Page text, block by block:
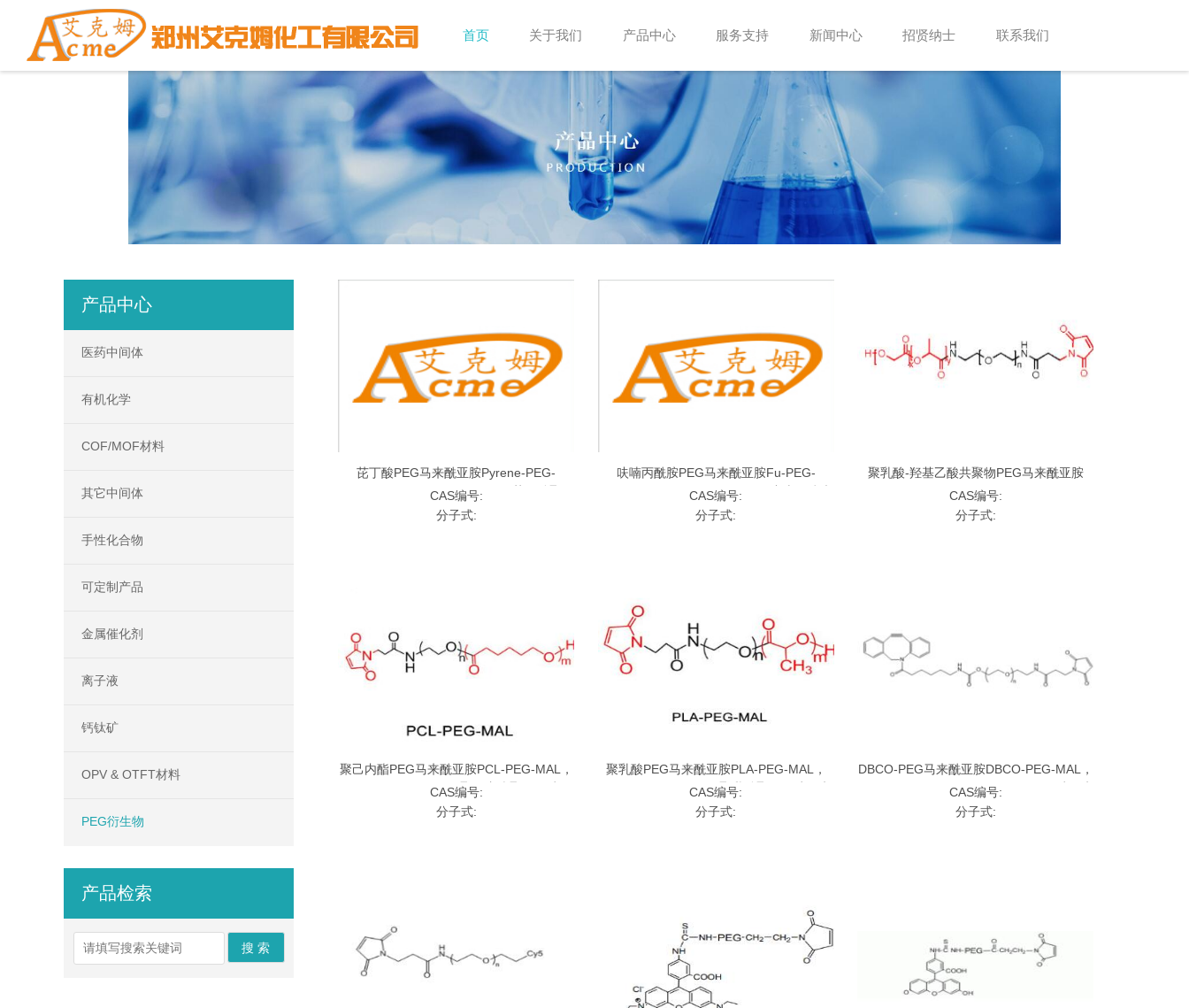
首页 关于我们 产品中心 服务支持 新闻中心 招贤纳士 联系我们
芘丁酸PEG马来酰亚胺Pyrene-PEG-
Maleimide，Pyrene-PEG-MAL,芘丁酸聚乙
二醇马来酰亚胺
CAS编号:
分子式:
呋喃丙酰胺PEG马来酰亚胺Fu-PEG-
MAL，Furan-PEG-Maleimide,呋喃丙酰胺
聚乙二醇马来酰亚胺
CAS编号:
分子式:
聚乳酸-羟基乙酸共聚物PEG马来酰亚胺
PLGA-PEG-MAL，PLGA-PEG-Maleimide,
聚乳酸-羟基乙酸共聚物聚乙二醇马来酰亚
CAS编号:
分子式:
聚己内酯PEG马来酰亚胺PCL-PEG-MAL，
PCL-PEG-Maleimide,聚己内酯聚乙二醇马
来酰亚胺
CAS编号:
分子式:
聚乳酸PEG马来酰亚胺PLA-PEG-MAL，
PLA-PEG-Maleimide,聚乳酸聚乙二醇马来
酰亚胺
CAS编号:
分子式:
DBCO-PEG马来酰亚胺DBCO-PEG-MAL，
DBCO-PEG-Maleimide,;DBCO-乙二醇马来
酰亚胺
CAS编号:
分子式:
产品中心
医药中间体
有机化学
COF/MOF材料
其它中间体
手性化合物
可定制产品
金属催化剂
离子液
钙钛矿
OPV & OTFT材料
PEG衍生物
产品检索